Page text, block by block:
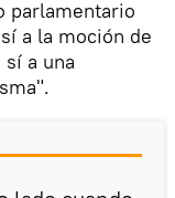
parlamentario
a la moción de
sí a una